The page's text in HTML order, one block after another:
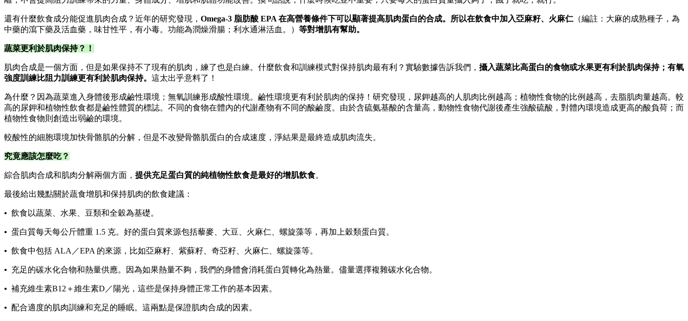
還有什麼飲食成分能促進肌肉合成？近年的研究發現， Omega-3 脂肪酸 EPA 在高營養條件下可以顯著提高肌肉蛋白的合成。所以在飲食中加入亞麻籽、火麻仁 （編註：大麻的成熟種子，為
中藥的瀉下藥及活血藥，味甘性平，有小毒。功能為潤燥滑腸；利水通淋活血。） 等對增肌有幫助。
蔬菜更利於肌肉保持？！
肌肉合成是一個方面，但是如果保持不了現有的肌肉，練了也是白練。什麼飲食和訓練模式對保持肌肉最有利？實驗數據告訴我們， 攝入蔬菜比高蛋白的食物或水果更有利於肌肉保持；有氧
強度訓練比阻力訓練更有利於肌肉保持。 這太出乎意料了！
為什麼？因為蔬菜進入身體後形成鹼性環境；無氧訓練形成酸性環境。鹼性環境更有利於肌肉的保持！研究發現，尿鉀越高的人肌肉比例越高；植物性食物的比例越高，去脂肌肉量越高。較
高的尿鉀和植物性飲食都是鹼性體質的標誌。不同的食物在體內的代謝產物有不同的酸鹼度。由於含硫氨基酸的含量高，動物性食物代謝後產生強酸硫酸，對體內環境造成更高的酸負荷；而
植物性食物則創造出弱鹼的環境。
較酸性的細胞環境加快骨骼肌的分解，但是不改變骨骼肌蛋白的合成速度，淨結果是最終造成肌肉流失。
究竟應該怎麼吃？
綜合肌肉合成和肌肉分解兩個方面， 提供充足蛋白質的純植物性飲食是最好的增肌飲食。
最後給出幾點關於蔬食增肌和保持肌肉的飲食建議：
• 飲食以蔬菜、水果、豆類和全穀為基礎。
• 蛋白質每天每公斤體重 1.5 克。好的蛋白質來源包括藜麥、大豆、火麻仁、螺旋藻等，再加上穀類蛋白質。
• 飲食中包括 ALA／EPA 的來源，比如亞麻籽、紫蘇籽、奇亞籽、火麻仁、螺旋藻等。
• 充足的碳水化合物和熱量供應。因為如果熱量不夠，我們的身體會消耗蛋白質轉化為熱量。儘量選擇複雜碳水化合物。
• 補充維生素B12＋維生素D／陽光，這些是保持身體正常工作的基本因素。
• 配合適度的肌肉訓練和充足的睡眠。這兩點是保證肌肉合成的因素。